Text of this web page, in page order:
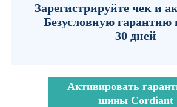
Зарегистрируйте чек и
Безусловную гарантию
30 дней
Активировать
шины Cordiant